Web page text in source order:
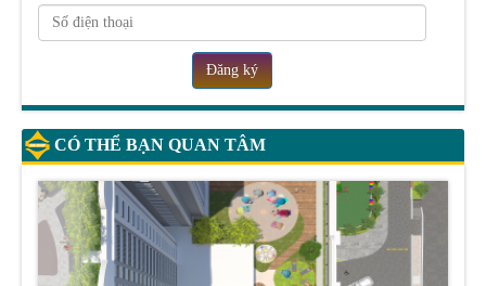
Đăng ký
CÓ THỂ BẠN QUAN TÂM